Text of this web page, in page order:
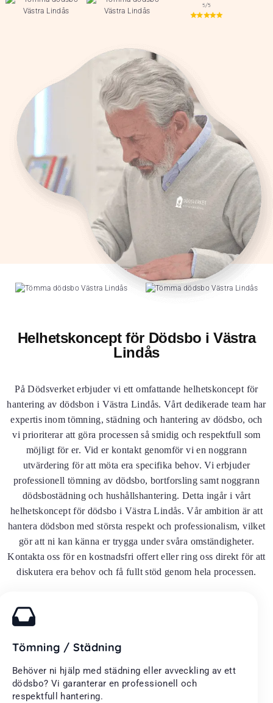
Helhetskoncept för Dödsbo i Västra
Lindås
På Dödsverket erbjuder vi ett omfattande helhetskoncept för
hantering av dödsbon i Västra Lindås. Vårt dedikerade team har
expertis inom tömning, städning och hantering av dödsbo, och
vi prioriterar att göra processen så smidig och respektfull som
möjligt för er. Vid er kontakt genomför vi en noggrann
utvärdering för att möta era specifika behov. Vi erbjuder
professionell tömning av dödsbo, bortforsling samt noggrann
dödsbostädning och hushållshantering. Detta ingår i vårt
helhetskoncept för dödsbo i Västra Lindås. Vår ambition är att
hantera dödsbon med största respekt och professionalism, vilket
gör att ni kan känna er trygga under svåra omständigheter.
Kontakta oss för en kostnadsfri offert eller ring oss direkt för att
diskutera era behov och få fullt stöd genom hela processen.
Tömning / Städning
Behöver ni hjälp med städning eller avveckling av ett
dödsbo? Vi garanterar en professionell och
respektfull hantering.